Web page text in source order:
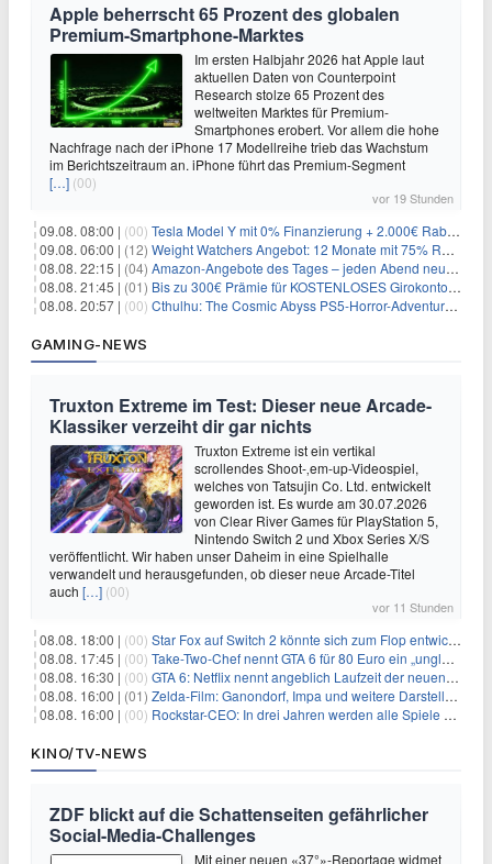
Apple beherrscht 65 Prozent des globalen
Premium-Smartphone-Marktes
Im ersten Halbjahr 2026 hat Apple laut
aktuellen Daten von Counterpoint
Research stolze 65 Prozent des
weltweiten Marktes für Premium-
Smartphones erobert. Vor allem die hohe
Nachfrage nach der iPhone 17 Modellreihe trieb das Wachstum
im Berichtszeitraum an. iPhone führt das Premium-Segment
[…] (00)
vor 19 Stunden
09.08. 08:00 | (00) Tesla Model Y mit 0% Finanzierung + 2.000€ Rabatt für 38.970€
09.08. 06:00 | (12) Weight Watchers Angebot: 12 Monate mit 75% Rabatt ab 6,25€/Monat
08.08. 22:15 | (04) Amazon-Angebote des Tages – jeden Abend neue Deals zum Stöbern
08.08. 21:45 | (01) Bis zu 300€ Prämie für KOSTENLOSES Girokonto bei der Santander – 50€ schon nach 1 Woche!
08.08. 20:57 | (00) Cthulhu: The Cosmic Abyss PS5-Horror-Adventure für 27,99€
GAMING-NEWS
Truxton Extreme im Test: Dieser neue Arcade-
Klassiker verzeiht dir gar nichts
Truxton Extreme ist ein vertikal
scrollendes Shoot-‚em-up-Videospiel,
welches von Tatsujin Co. Ltd. entwickelt
geworden ist. Es wurde am 30.07.2026
von Clear River Games für PlayStation 5,
Nintendo Switch 2 und Xbox Series X/S
veröffentlicht. Wir haben unser Daheim in eine Spielhalle
verwandelt und herausgefunden, ob dieser neue Arcade-Titel
auch […] (00)
vor 11 Stunden
08.08. 18:00 | (00) Star Fox auf Switch 2 könnte sich zum Flop entwickeln
08.08. 17:45 | (00) Take-Two-Chef nennt GTA 6 für 80 Euro ein „unglaubliches Schnäppchen“
08.08. 16:30 | (00) GTA 6: Netflix nennt angeblich Laufzeit der neuen Gameplay-Präsentation
08.08. 16:00 | (01) Zelda-Film: Ganondorf, Impa und weitere Darsteller sollen feststehen
08.08. 16:00 | (00) Rockstar-CEO: In drei Jahren werden alle Spiele gestreamt
KINO/TV-NEWS
ZDF blickt auf die Schattenseiten gefährlicher
Social-Media-Challenges
Mit einer neuen «37°»-Reportage widmet